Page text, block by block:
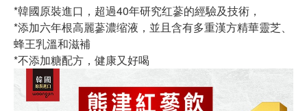
*韓國原裝進口，超過40年研究红蔘的經驗及技術，
*添加六年根高麗蔘濃缩液，並且含有多重漢方精華靈芝、
蜂王乳溫和滋補
*不添加糖配方，健康又好喝